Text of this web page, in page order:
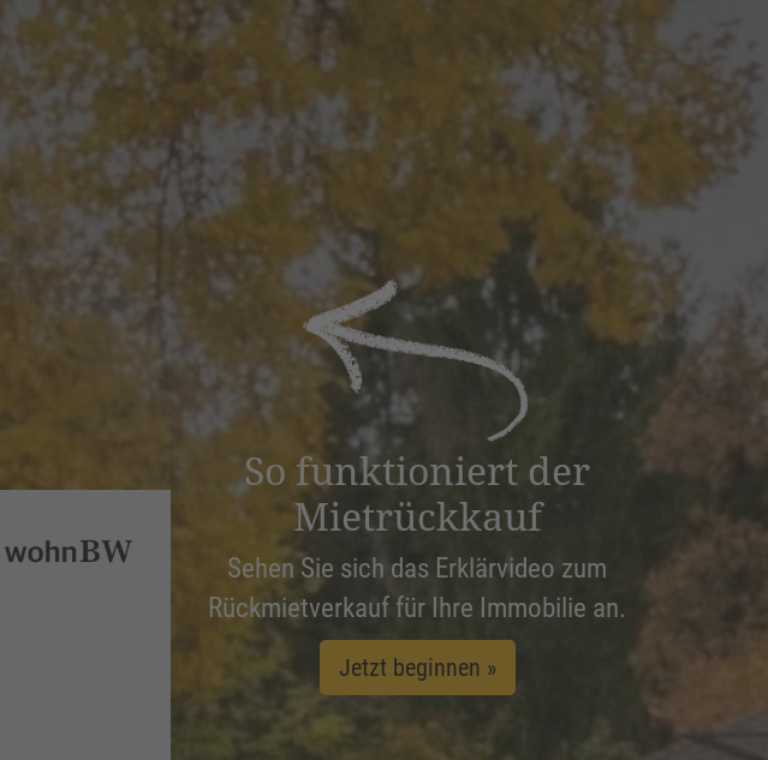
So funktioniert der
Mietrückkauf
Sehen Sie sich das Erklärvideo zum
Rückmietverkauf für Ihre Immobilie an.
Jetzt beginnen »